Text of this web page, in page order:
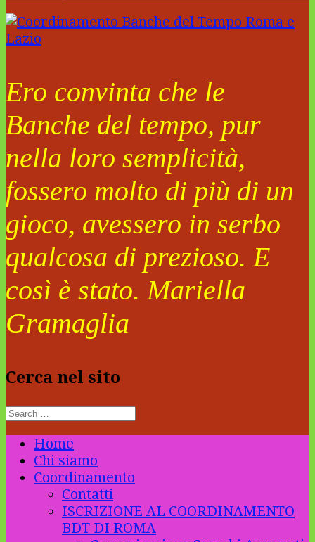
Ero convinta che le
Banche del tempo, pur
nella loro semplicità,
fossero molto di più di un
gioco, avessero in serbo
qualcosa di prezioso. E
così è stato. Mariella
Gramaglia
Cerca nel sito
Home
Chi siamo
Coordinamento
Contatti
ISCRIZIONE AL COORDINAMENTO
BDT DI ROMA